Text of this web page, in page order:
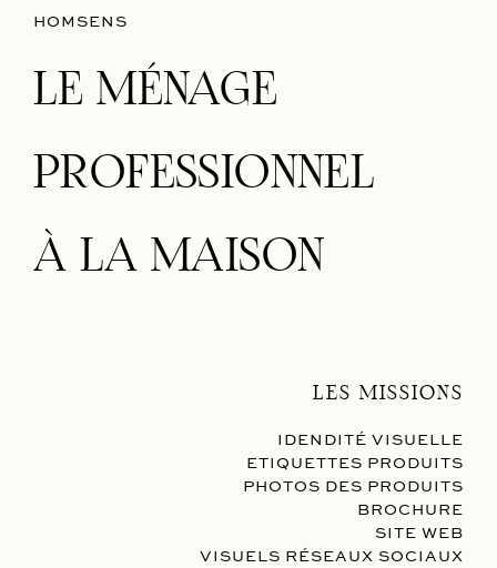
HOMSENS
LE MÉNAGE
PROFESSIONNEL
À LA MAISON
LES MISSIONS
IDENDITÉ VISUELLE
ETIQUETTES PRODUITS
PHOTOS DES PRODUITS
BROCHURE
SITE WEB
VISUELS RÉSEAUX SOCIAUX